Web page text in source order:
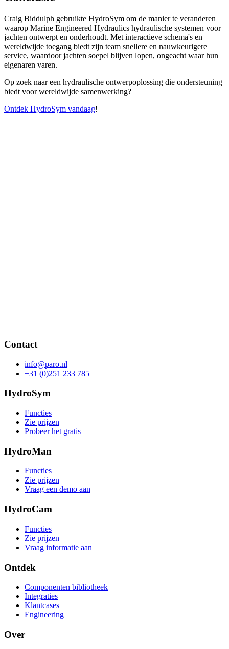
Craig Biddulph gebruikte HydroSym om de manier te veranderen
waarop Marine Engineered Hydraulics hydraulische systemen voor
jachten ontwerpt en onderhoudt. Met interactieve schema's en
wereldwijde toegang biedt zijn team snellere en nauwkeurigere
service, waardoor jachten soepel blijven lopen, ongeacht waar hun
eigenaren varen.
Op zoek naar een hydraulische ontwerpoplossing die ondersteuning
biedt voor wereldwijde samenwerking?
Ontdek HydroSym vandaag!
Contact
info@paro.nl
+31 (0)251 233 785
HydroSym
Functies
Zie prijzen
Probeer het gratis
HydroMan
Functies
Zie prijzen
Vraag een demo aan
HydroCam
Functies
Zie prijzen
Vraag informatie aan
Ontdek
Componenten bibliotheek
Integraties
Klantcases
Engineering
Over